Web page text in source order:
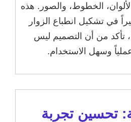
الخطوط، والصور. هذه
في تشكيل انطباع الزوار
تأكد من أن التصميم ليس
وسهل الاستخدام.
تحسين تجربة